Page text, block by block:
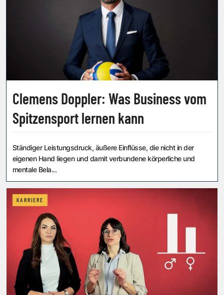
Clemens Doppler: Was Business vom
Spitzensport lernen kann
Ständiger Leistungsdruck, äußere Einflüsse, die nicht in der
eigenen Hand liegen und damit verbundene körperliche und
mentale Bela...
KARRIERE